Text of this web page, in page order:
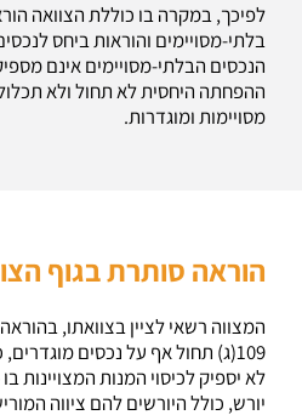
לפיכך, במקרה בו כוללת הצוואה
בלתי-מסויימים והוראות ביחס
הנכסים הבלתי-מסויימים אינם
ההפחתה היחסית לא תחול ולא
מסויימות ומוגדרות.
הוראה סותרת בגוף
המצווה רשאי לציין בצוואתו,
109(ג) תחול אף על נכסים
לא יספיק לכיסוי המנות המצויינות
יורש, כולל היורשים להם ציווה